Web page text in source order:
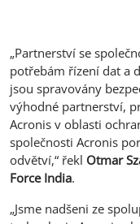
„Partnerství se
potřebám řízení dat a
jsou spravovány
výhodné partnerství,
Acronis v oblasti
společnosti Acronis
odvětví,“ řekl Otmar
Force India.
„Jsme nadšeni ze